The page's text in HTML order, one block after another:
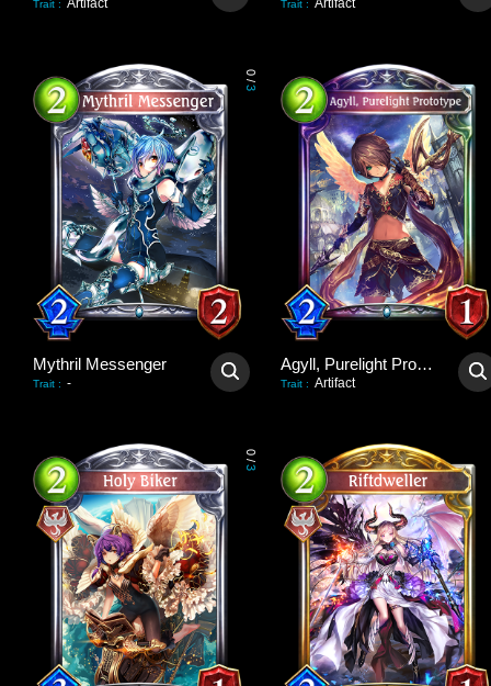
Trait : Artifact Trait : Artifact
0
/
3
Mythril Messenger
Trait : -
Agyll, Purelight Prototype
Trait : Artifact
0
/
3